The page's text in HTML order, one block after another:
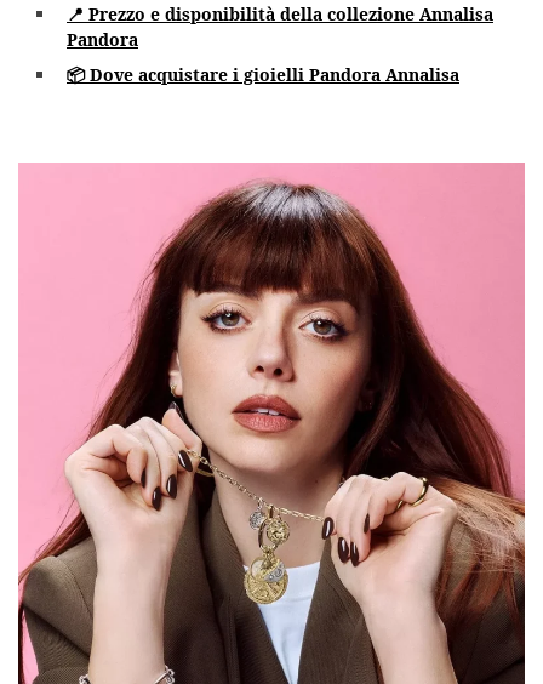
📍 Prezzo e disponibilità della collezione Annalisa
Pandora
📦 Dove acquistare i gioielli Pandora Annalisa